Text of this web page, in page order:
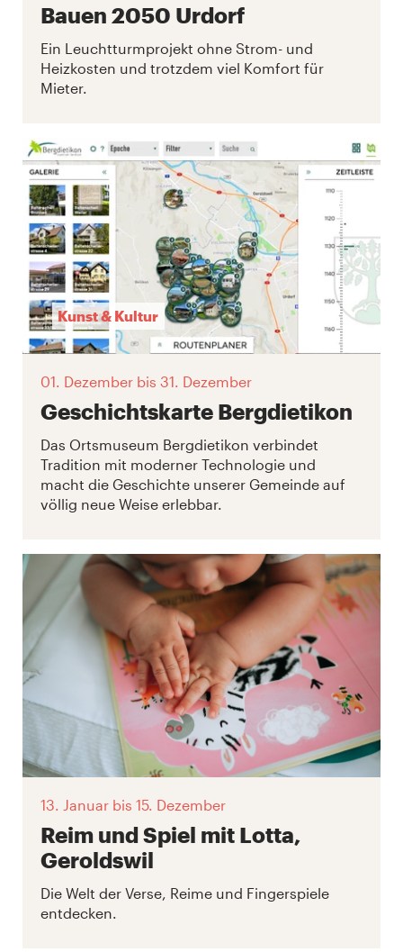
Bauen 2050 Urdorf
Ein Leuchtturmprojekt ohne Strom- und
Heizkosten und trotzdem viel Komfort für
Mieter.
Kunst & Kultur
01. Dezember bis 31. Dezember
Geschichtskarte Bergdietikon
Das Ortsmuseum Bergdietikon verbindet
Tradition mit moderner Technologie und
macht die Geschichte unserer Gemeinde auf
völlig neue Weise erlebbar.
13. Januar bis 15. Dezember
Reim und Spiel mit Lotta,
Geroldswil
Die Welt der Verse, Reime und Fingerspiele
entdecken.